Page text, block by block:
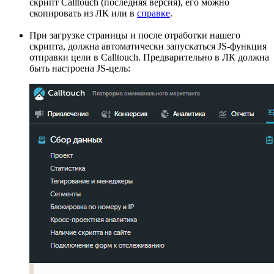
скрипт Calltouch (последняя версия), его можно
скопировать из ЛК или в справке.
При загрузке страницы и после отработки нашего
скрипта, должна автоматически запускаться JS-функция
отправки цели в Calltouch. Предварительно в ЛК должна
быть настроена JS-цель: